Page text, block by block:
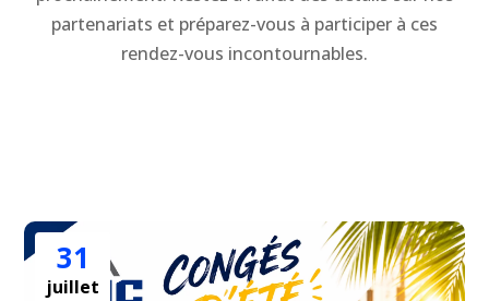
partenariats et préparez-vous à participer à ces
rendez-vous incontournables.
31
juillet